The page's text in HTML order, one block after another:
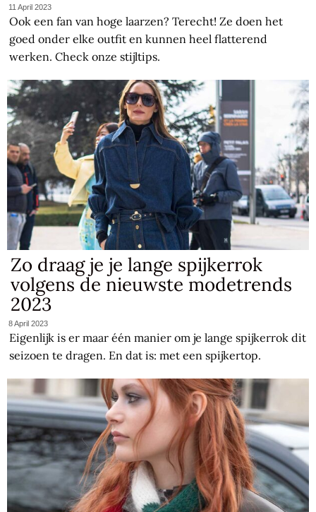
11 April 2023
Ook een fan van hoge laarzen? Terecht! Ze doen het
goed onder elke outfit en kunnen heel flatterend
werken. Check onze stijltips.
Zo draag je je lange spijkerrok
volgens de nieuwste modetrends
2023
8 April 2023
Eigenlijk is er maar één manier om je lange spijkerrok dit
seizoen te dragen. En dat is: met een spijkertop.